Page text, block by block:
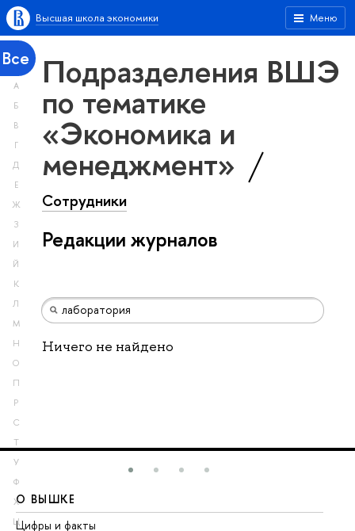
Меню
Высшая школа экономики
Все
А
Б
В
Г
Д
Е
Ж
З
И
Й
К
Л
М
Н
О
П
Р
С
Т
У
Ф
Х
Ц
Подразделения ВШЭ
по тематике
«Экономика и
менеджмент»
Сотрудники
Редакции журналов
Ничего не найдено
О ВЫШКЕ
Цифры и факты